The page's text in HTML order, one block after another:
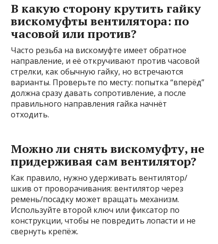
В какую сторону крутить гайку
вискомуфты вентилятора: по
часовой или против?
Часто резьба на вискомуфте имеет обратное
направление, и её откручивают против часовой
стрелки, как обычную гайку, но встречаются
варианты. Проверьте по месту: попытка “вперёд”
должна сразу давать сопротивление, а после
правильного направления гайка начнёт
отходить.
Можно ли снять вискомуфту, не
придерживая сам вентилятор?
Как правило, нужно удерживать вентилятор/
шкив от проворачивания: вентилятор через
ремень/посадку может вращать механизм.
Используйте второй ключ или фиксатор по
конструкции, чтобы не повредить лопасти и не
свернуть крепёж.